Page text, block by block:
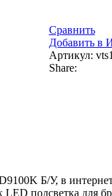
Сравнить
Добавить в
Артикул:
Share:
Б/У, в
подсветка для